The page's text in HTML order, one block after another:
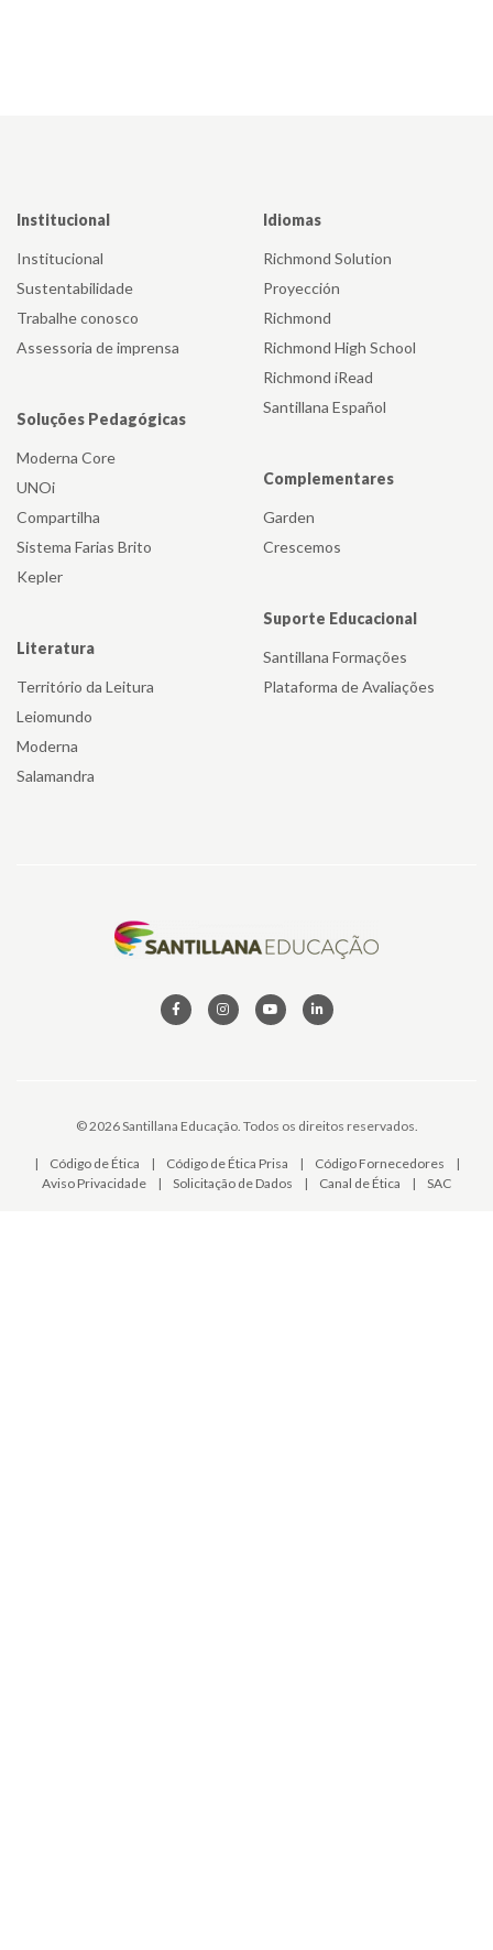
Institucional
Institucional
Sustentabilidade
Trabalhe conosco
Assessoria de imprensa
Soluções Pedagógicas
Moderna Core
UNOi
Compartilha
Sistema Farias Brito
Kepler
Literatura
Território da Leitura
Leiomundo
Moderna
Salamandra
Idiomas
Richmond Solution
Proyección
Richmond
Richmond High School
Richmond iRead
Santillana Español
Complementares
Garden
Crescemos
Suporte Educacional
Santillana Formações
Plataforma de Avaliações
© 2026 Santillana Educação. Todos os direitos reservados.
| Código de Ética | Código de Ética Prisa | Código Fornecedores
|
Aviso Privacidade
| Solicitação de Dados | Canal de Ética | SAC